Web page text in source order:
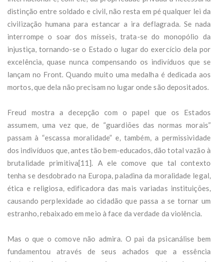
distinção entre soldado e civil, não resta em pé qualquer lei da
civilização humana para estancar a ira deflagrada. Se nada
interrompe o soar dos mísseis, trata-se do monopólio da
injustiça, tornando-se o Estado o lugar do exercício dela por
excelência, quase nunca compensando os indivíduos que se
lançam no Front. Quando muito uma medalha é dedicada aos
mortos, que dela não precisam no lugar onde são depositados.
Freud mostra a decepção com o papel que os Estados
assumem, uma vez que, de “guardiões das normas morais”
passam à “escassa moralidade” e, também, a permissividade
dos indivíduos que, antes tão bem-educados, dão total vazão à
brutalidade primitiva[11]. A ele comove que tal contexto
tenha se desdobrado na Europa, paladina da moralidade legal,
ética e religiosa, edificadora das mais variadas instituições,
causando perplexidade ao cidadão que passa a se tornar um
estranho, rebaixado em meio à face da verdade da violência.
Mas o que o comove não admira. O pai da psicanálise bem
fundamentou através de seus achados que a essência